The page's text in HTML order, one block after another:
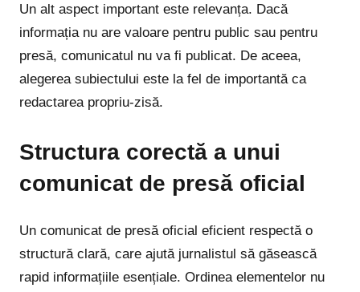
Un alt aspect important este relevanța. Dacă
informația nu are valoare pentru public sau pentru
presă, comunicatul nu va fi publicat. De aceea,
alegerea subiectului este la fel de importantă ca
redactarea propriu-zisă.
Structura corectă a unui
comunicat de presă oficial
Un comunicat de presă oficial eficient respectă o
structură clară, care ajută jurnalistul să găsească
rapid informațiile esențiale. Ordinea elementelor nu